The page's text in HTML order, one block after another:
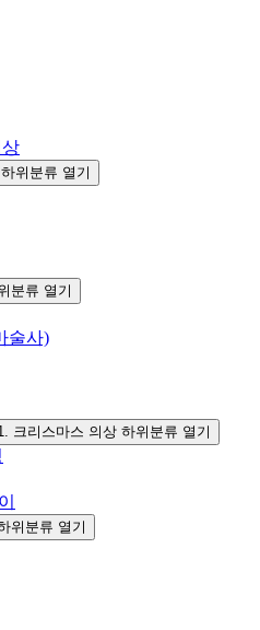
위분류 열기
분류 열기
술사)
크리스마스 의상 하위분류 열기
위분류 열기